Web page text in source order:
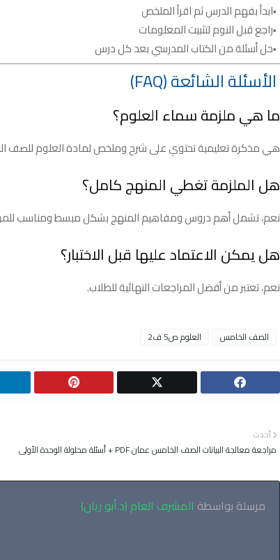
ابدأ بفهم الدرس ثم اقرأ الملخص
راجع قبل النوم لتثبيت المعلومات
حل أسئلة من الكتاب المدرسي بعد كل درس
الأسئلة الشائعة (FAQ)
ما هي ملزمة سماء العلوم؟
هي مذكرة تعليمية تحتوي على شرح وملخص لمادة العلوم للصف
هل الملزمة تغطي المنهج كامل؟
نعم، تشمل أهم دروس ومفاهيم المنهج بشكل مبسط ومناسب
هل يمكن الاعتماد عليها قبل الاختبار؟
نعم، تعتبر من أفضل المراجعات النهائية للطلاب.
الصف الخامس العلوم ص5 ف2
أحدث
مراجعة معالجة البيانات الصف الخامس عمان PDF + أسئلة محلولة الوحدة الأولى
مرسلة بواسطة المشرف العام (د.أبو ريان)